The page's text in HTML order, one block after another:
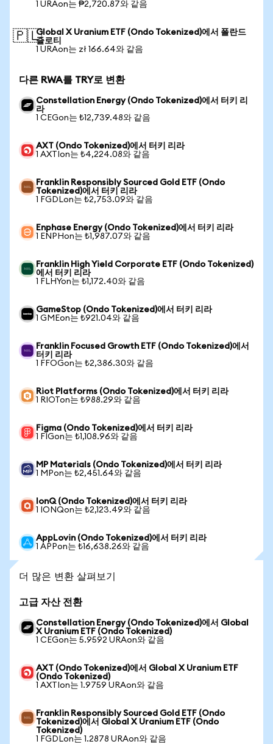
1 URAon는 ₱2,720.87와 같음
🇵🇱Global X Uranium ETF (Ondo Tokenized)에서 폴란드
즐로티
1 URAon는 zł 166.64와 같음
다른 RWA를 TRY로 변환
Constellation Energy (Ondo Tokenized)에서 터키 리
라
1 CEGon는 ₺12,739.48와 같음
AXT (Ondo Tokenized)에서 터키 리라
1 AXTIon는 ₺4,224.08와 같음
Franklin Responsibly Sourced Gold ETF (Ondo
Tokenized)에서 터키 리라
1 FGDLon는 ₺2,753.09와 같음
Enphase Energy (Ondo Tokenized)에서 터키 리라
1 ENPHon는 ₺1,987.07와 같음
Franklin High Yield Corporate ETF (Ondo Tokenized)
에서 터키 리라
1 FLHYon는 ₺1,172.40와 같음
GameStop (Ondo Tokenized)에서 터키 리라
1 GMEon는 ₺921.04와 같음
Franklin Focused Growth ETF (Ondo Tokenized)에서
터키 리라
1 FFOGon는 ₺2,386.30와 같음
Riot Platforms (Ondo Tokenized)에서 터키 리라
1 RIOTon는 ₺988.29와 같음
Figma (Ondo Tokenized)에서 터키 리라
1 FIGon는 ₺1,108.96와 같음
MP Materials (Ondo Tokenized)에서 터키 리라
1 MPon는 ₺2,451.64와 같음
IonQ (Ondo Tokenized)에서 터키 리라
1 IONQon는 ₺2,123.49와 같음
AppLovin (Ondo Tokenized)에서 터키 리라
1 APPon는 ₺16,638.26와 같음
더 많은 변환 살펴보기
고급 자산 전환
Constellation Energy (Ondo Tokenized)에서 Global
X Uranium ETF (Ondo Tokenized)
1 CEGon는 5.9592 URAon와 같음
AXT (Ondo Tokenized)에서 Global X Uranium ETF
(Ondo Tokenized)
1 AXTIon는 1.9759 URAon와 같음
Franklin Responsibly Sourced Gold ETF (Ondo
Tokenized)에서 Global X Uranium ETF (Ondo
Tokenized)
1 FGDLon는 1.2878 URAon와 같음